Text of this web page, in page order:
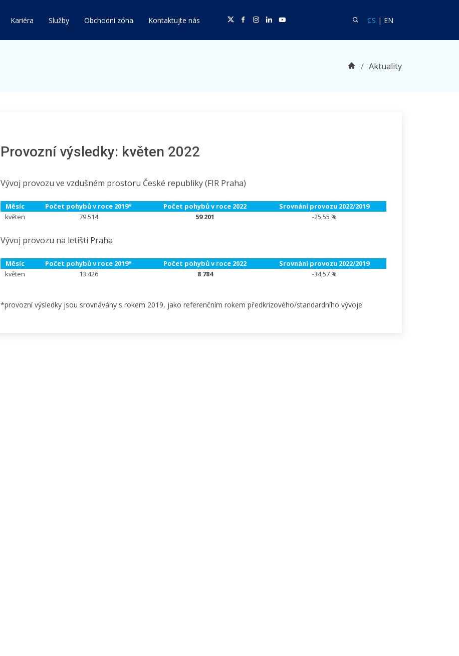
Kariéra Služby Obchodní zóna Kontaktujte nás TwitterFacebook
Facebook
Linkedin Vyhledat
CS | Language CS
EN
DomůAktuality
Provozní výsledky: květen 2022
Vývoj provozu ve vzdušném prostoru České republiky (FIR Praha)
Měsíc Počet pohybů v roce 2019* Počet pohybů v roce 2022
Srovnání provozu 2022/2019
květen
79 514 59 201 -25,55 %
Vývoj provozu na letišti Praha
Měsíc Počet pohybů v roce 2019* Počet pohybů v roce 2022
Srovnání provozu 2022/2019
květen
13 426 8 784 -34,57 %
*provozní výsledky jsou srovnávány s rokem 2019, jako referenčním rokem předkrizového/standardního vývoje